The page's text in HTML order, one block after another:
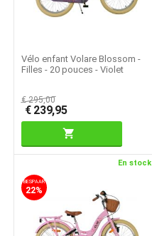
Vélo enfant Volare Blossom -
Filles - 20 pouces - Violet
€295,00
€ 239,95
En stock
BESPAAR
22%